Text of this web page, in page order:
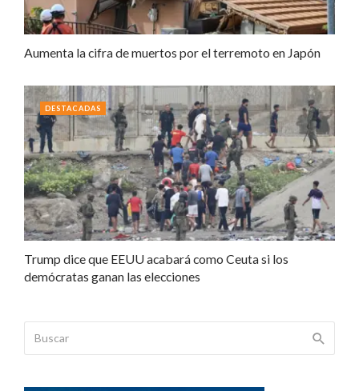
Aumenta la cifra de muertos por el terremoto en Japón
Trump dice que EEUU acabará como Ceuta si los
demócratas ganan las elecciones
DESTACADAS